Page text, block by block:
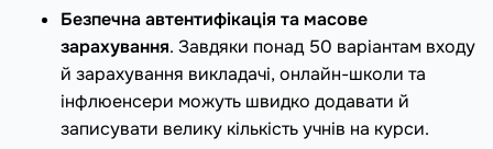
Безпечна автентифікація та масове
зарахування. Завдяки понад 50 варіантам входу
й зарахування викладачі, онлайн-школи та
інфлюенсери можуть швидко додавати й
записувати велику кількість учнів на курси.